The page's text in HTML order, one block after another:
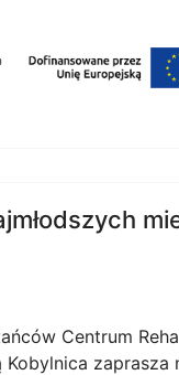
Centrum
zaprasza